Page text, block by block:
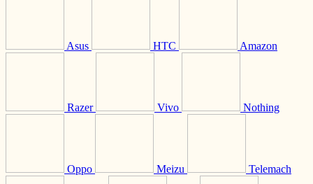
Asus HTC Amazon
Razer Vivo Nothing
Oppo Meizu Telemach